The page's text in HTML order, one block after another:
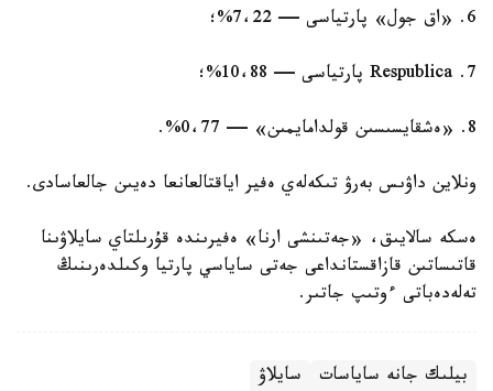
6. «اق جول» پارتياسى — 7،22%؛
7. Respublica پارتياسى — 10،88%؛
8. «ەشقايسىسىن قولدامايمىن» — 0،77%.
ونلاين داۋىس بەرۋ تىكەلەي ەفير اياقتالعانعا دەيىن جالعاسادى.
ەسكە سالايىق، «جەتىنشى ارنا» ەفيرىندە قۇرىلتاي سايلاۋىنا
قاتىساتىن قازاقستانداعى جەتى ساياسي پارتيا وكىلدەرىنىڭ
تەلەدەباتى ءوتىپ جاتىر.
بيلىك جانە ساياسات سايلاۋ